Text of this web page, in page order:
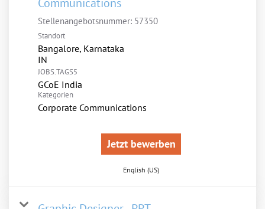
Stellenangebotsnummer: 57350
Standort
Bangalore, Karnataka
JOBS.TAGS5
GCoE India
Kategorien
Corporate Communications
Jetzt bewerben
English (US)